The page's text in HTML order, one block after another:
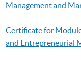
Management and
Certificate for
and Entrepreneurial